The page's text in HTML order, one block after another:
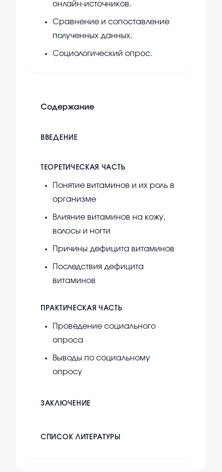
онлайн-источников.
Сравнение и сопоставление
полученных данных.
Социологический опрос.
Содержание
ВВЕДЕНИЕ
ТЕОРЕТИЧЕСКАЯ ЧАСТЬ
Понятие витаминов и их роль в
организме
Влияние витаминов на кожу,
волосы и ногти
Причины дефицита витаминов
Последствия дефицита
витаминов
ПРАКТИЧЕСКАЯ ЧАСТЬ
Проведение социального
опроса
Выводы по социальному
опросу
ЗАКЛЮЧЕНИЕ
СПИСОК ЛИТЕРАТУРЫ